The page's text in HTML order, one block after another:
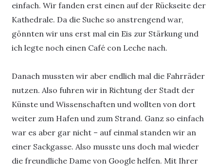
einfach. Wir fanden erst einen auf der Rückseite der
Kathedrale. Da die Suche so anstrengend war,
gönnten wir uns erst mal ein Eis zur Stärkung und
ich legte noch einen Café con Leche nach.
Danach mussten wir aber endlich mal die Fahrräder
nutzen. Also fuhren wir in Richtung der Stadt der
Künste und Wissenschaften und wollten von dort
weiter zum Hafen und zum Strand. Ganz so einfach
war es aber gar nicht – auf einmal standen wir an
einer Sackgasse. Also musste uns doch mal wieder
die freundliche Dame von Google helfen. Mit Ihrer